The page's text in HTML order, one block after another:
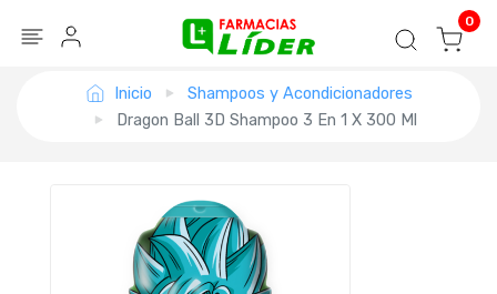
Seguir mi pedido 0
Inicio
Shampoos y Acondicionadores
Dragon Ball 3D Shampoo 3 En 1 X 300 Ml